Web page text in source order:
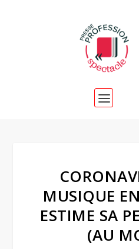
MUSIQUE
ESTIME SA
(AU